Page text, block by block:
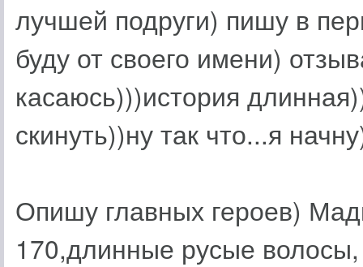
лучшей подруги) пишу в
буду от своего имени)
касаюсь)))история
скинуть))ну так что...я
Опишу главных героев)
170,длинные русые